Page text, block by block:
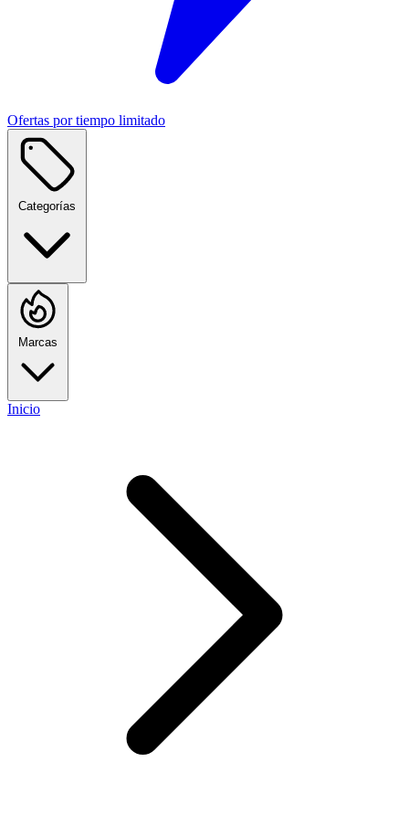
Ofertas por tiempo limitado
Categorías
Marcas
Inicio